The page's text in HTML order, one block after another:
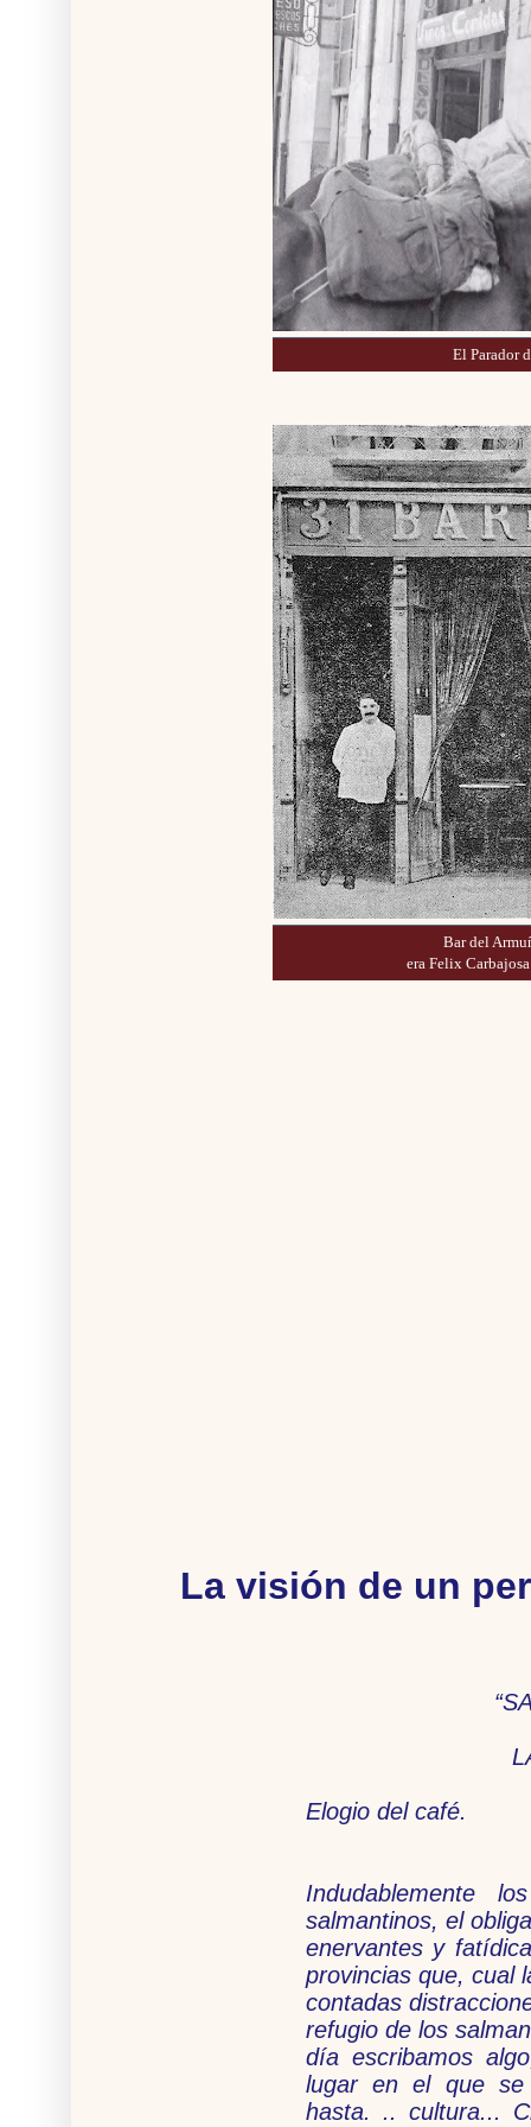
El Parador
Bar del
era Felix
La visión de un
Elogio del café.
Indudablemente
salmantinos, el
enervantes y
provincias que, cual
contadas
refugio de los
día escribamos
lugar en el que se
hasta. .. cultura...